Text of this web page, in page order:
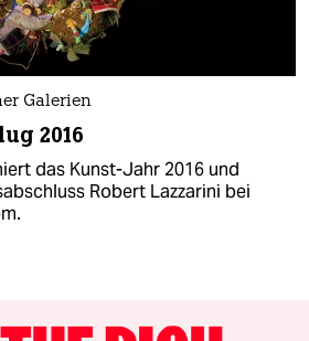
Galerien
2016
das Kunst-Jahr 2016 und
Robert Lazzarini bei